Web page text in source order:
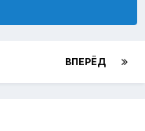
ВПЕРЁД